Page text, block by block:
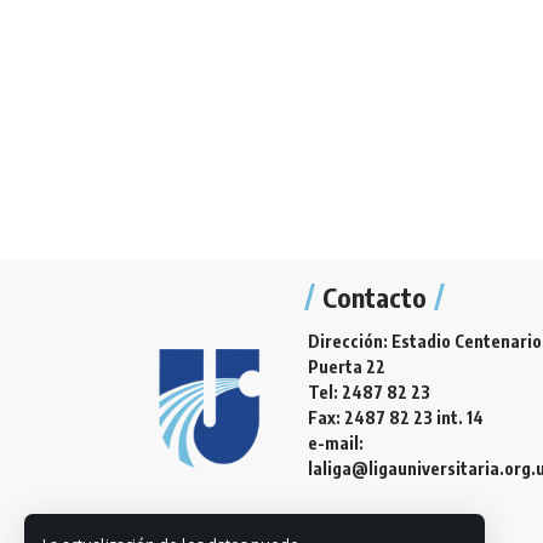
Contacto
Dirección: Estadio Centenario
Puerta 22
Tel: 2487 82 23
Fax: 2487 82 23 int. 14
e-mail: